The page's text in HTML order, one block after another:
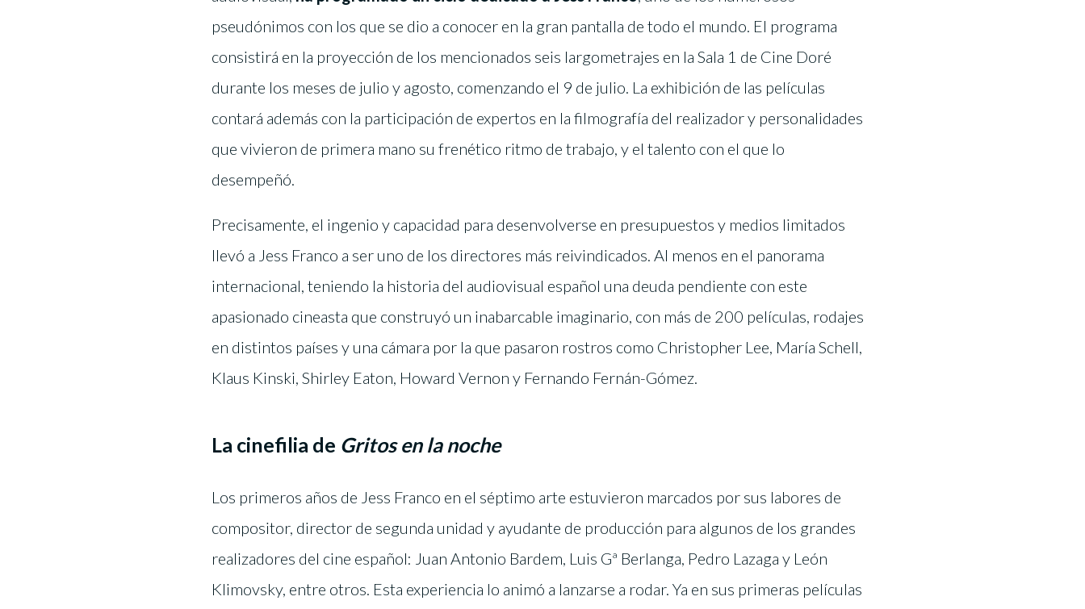
pseudónimos con los que se dio a conocer en la gran pantalla de todo el mundo. El programa
consistirá en la proyección de los mencionados seis largometrajes en la Sala 1 de Cine Doré
durante los meses de julio y agosto, comenzando el 9 de julio. La exhibición de las películas
contará además con la participación de expertos en la filmografía del realizador y personalidades
que vivieron de primera mano su frenético ritmo de trabajo, y el talento con el que lo
desempeñó.
Precisamente, el ingenio y capacidad para desenvolverse en presupuestos y medios limitados
llevó a Jess Franco a ser uno de los directores más reivindicados. Al menos en el panorama
internacional, teniendo la historia del audiovisual español una deuda pendiente con este
apasionado cineasta que construyó un inabarcable imaginario, con más de 200 películas, rodajes
en distintos países y una cámara por la que pasaron rostros como Christopher Lee, María Schell,
Klaus Kinski, Shirley Eaton, Howard Vernon y Fernando Fernán-Gómez.
La cinefilia de Gritos en la noche
Los primeros años de Jess Franco en el séptimo arte estuvieron marcados por sus labores de
compositor, director de segunda unidad y ayudante de producción para algunos de los grandes
realizadores del cine español: Juan Antonio Bardem, Luis Gª Berlanga, Pedro Lazaga y León
Klimovsky, entre otros. Esta experiencia lo animó a lanzarse a rodar. Ya en sus primeras películas